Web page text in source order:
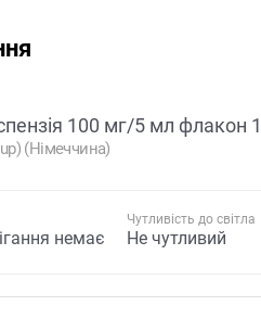
100 мг/5 мл флакон
(Німеччина)
немає
Чутливість до світла
Не чутливий